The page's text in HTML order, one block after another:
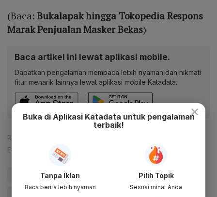
(Baca:Bukalapak hingga Tokopedia Respons
Marak Penjualan Masker Bekas)
Baca artikel ini lewat aplikasi mobile.
Dapatkan pengalaman membaca lebih nyaman dan nikmati
fitur menarik lainnya lewat aplikasi mobile Katadata.
Reporter:
Editor:
Desy Setyowati
#Startup #E-Commerce
×
Buka di Aplikasi Katadata untuk pengalaman
terbaik!
Tanpa Iklan
Baca berita lebih nyaman
Pilih Topik
Sesuai minat Anda